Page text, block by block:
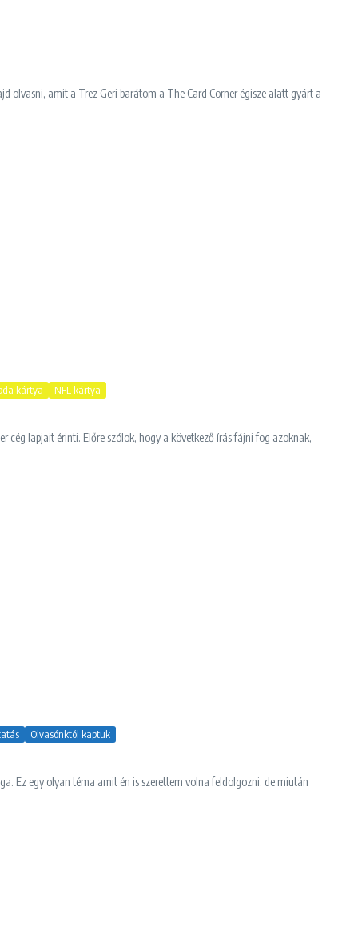
olvasni, amit a Trez Geri barátom a The Card Corner égisze alatt gyárt a
kártya NFL kártya
cég lapjait érinti. Előre szólok, hogy a következő írás fájni fog azoknak,
Olvasónktól kaptuk
Ez egy olyan téma amit én is szerettem volna feldolgozni, de miután